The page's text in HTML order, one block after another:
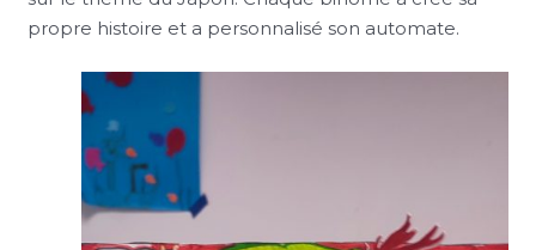
propre histoire et a personnalisé son automate.